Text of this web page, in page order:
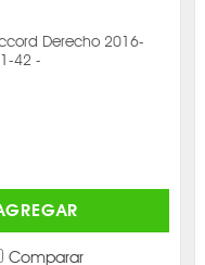
Derecho 2016-
42 -
Comparar